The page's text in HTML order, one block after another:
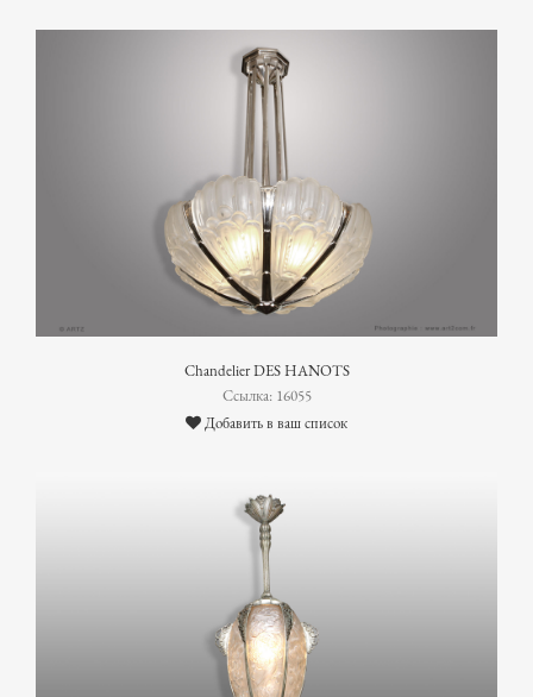
Chandelier DES HANOTS
Ссылка: 16055
Добавить в ваш список